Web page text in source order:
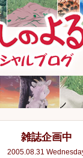
雑誌企画中
2005.08.31